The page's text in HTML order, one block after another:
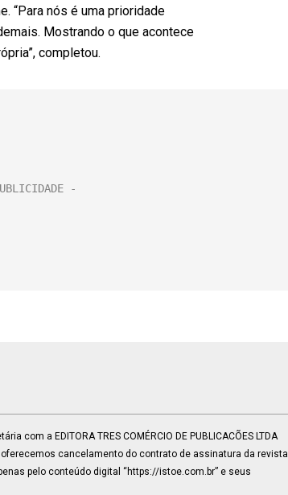
“Para nós é uma prioridade
Mostrando o que acontece
completou.
com a EDITORA TRES COMÉRCIO DE PUBLICACÕES LTDA
cancelamento do contrato de assinatura da revista
pelo conteúdo digital “https://istoe.com.br” e seus